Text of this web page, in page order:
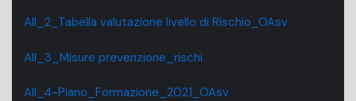
All_2_Tabella valutazione livello di Rischio_OAsv
All_3_Misure prevenzione_rischi
All_4-Piano_Formazione_2021_OAsv